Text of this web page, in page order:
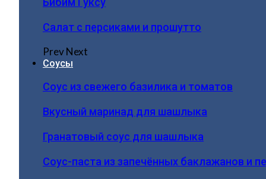
Салат с персиками и прошутто
PrevNext
Соусы
Соус из свежего базилика и томатов
Вкусный маринад для шашлыка
Гранатовый соус для шашлыка
Соус-паста из запечённых баклажанов и